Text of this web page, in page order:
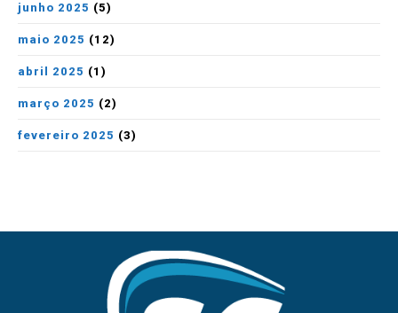
junho 2025 (5)
maio 2025 (12)
abril 2025 (1)
março 2025 (2)
fevereiro 2025 (3)